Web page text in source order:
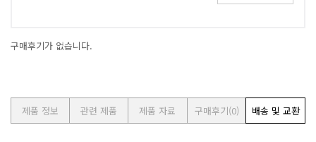
구매후기가 없습니다.
제품 정보 관련 제품 제품 자료 구매후기(0) 배송 및 교환